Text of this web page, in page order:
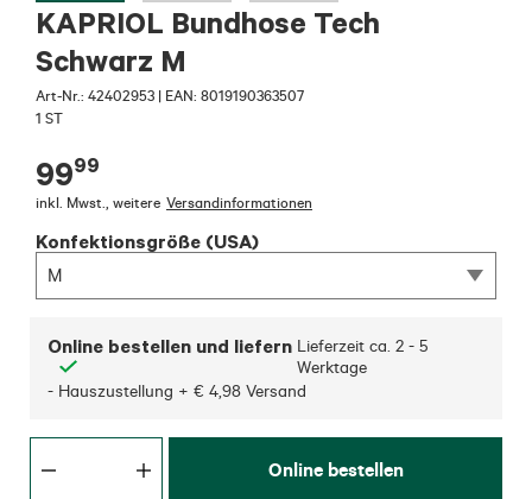
KAPRIOL Bundhose Tech
Schwarz M
Art-Nr.: 42402953 | EAN: 8019190363507
1 ST
9999
inkl. Mwst. weitere Versandinformationen
Konfektionsgröße (USA)
M
Online bestellen und liefern Lieferzeit ca. 2 - 5
Werktage
- Hauszustellung + € 4,98 Versand
Online bestellen